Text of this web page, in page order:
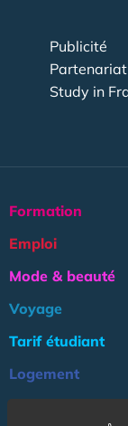
Publicité
Partenariat
Study in
Formation
Emploi
Mode & beauté
Voyage
Tarif étudiant
Logement